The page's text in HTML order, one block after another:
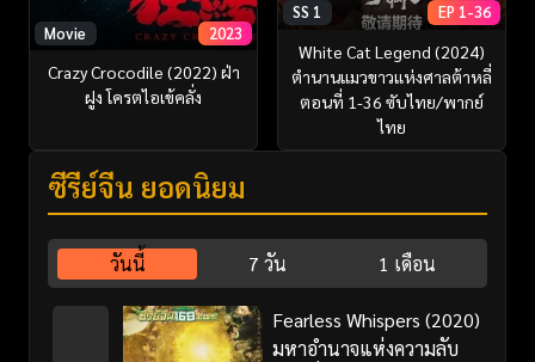
Movie 2023
Crazy Crocodile (2022) ฝ่า
ฝูง โครตไอเข้คลั่ง
SS 1 EP 1-36
White Cat Legend (2024)
ตำนานแมวขาวแห่งศาลต้าหลี่
ตอนที่ 1-36 ซับไทย/พากย์
ไทย
ซีรี่ย์จีน ยอดนิยม
วันนี้ 7 วัน 1 เดือน
Fearless Whispers (2020)
มหาอำนาจแห่งความลับ